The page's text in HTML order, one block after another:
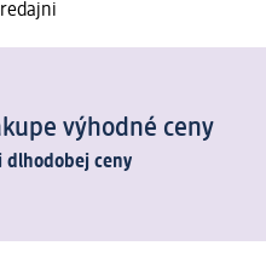
výhodné ceny
dlhodobej ceny